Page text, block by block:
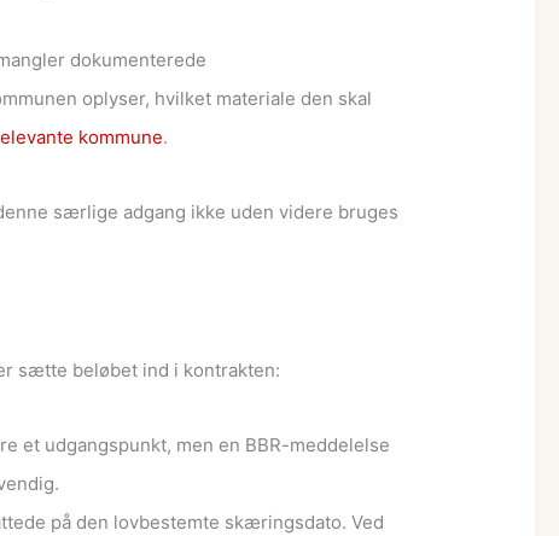
dokumenterede
oplyser, hvilket materiale den skal
kommune.
særlige adgang ikke uden videre bruges
sætte beløbet ind i kontrakten:
et udgangspunkt, men en BBR-meddelelse
på den lovbestemte skæringsdato. Ved